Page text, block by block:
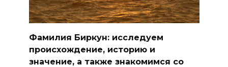
Фамилия Биркун: исследуем
происхождение, историю и
значение, а также знакомимся со